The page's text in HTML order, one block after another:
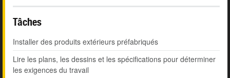
Tâches
Installer des produits extérieurs préfabriqués
Lire les plans, les dessins et les spécifications pour déterminer
les exigences du travail